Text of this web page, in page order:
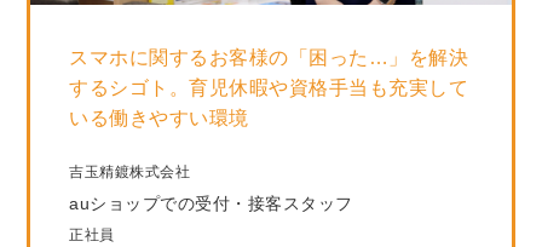
スマホに関するお客様の「困った…」を解決
するシゴト。育児休暇や資格手当も充実して
いる働きやすい環境
吉玉精鍍株式会社
auショップでの受付・接客スタッフ
正社員